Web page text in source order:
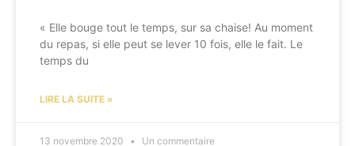
« Elle bouge tout le temps, sur sa chaise! Au moment
du repas, si elle peut se lever 10 fois, elle le fait. Le
temps du
LIRE LA SUITE »
13 novembre 2020 Un commentaire